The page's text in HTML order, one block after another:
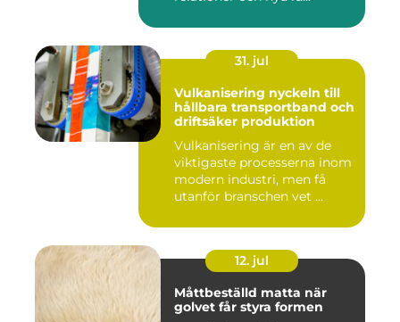
31. jul
Vulkanisering nyckeln till
hållbara transportband och
driftsäker produktion
Vulkanisering är en av de
viktigaste processerna inom
modern industri, men få
utanför branschen vet ...
12. jul
Måttbeställd matta när
golvet får styra formen